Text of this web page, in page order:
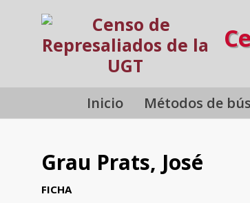
Inicio Métodos de
Grau Prats, José
FICHA